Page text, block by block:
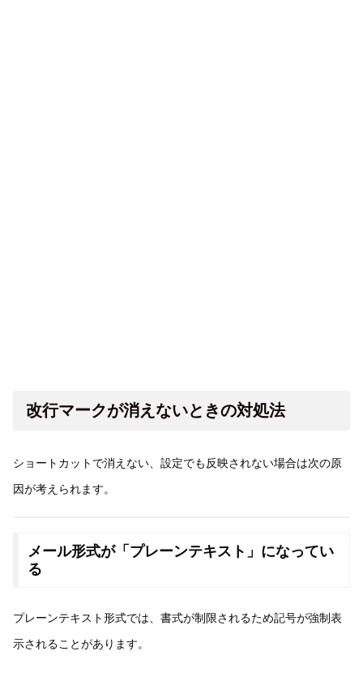
改行マークが消えないときの対処法
ショートカットで消えない、設定でも反映されない場合は次の原
因が考えられます。
メール形式が「プレーンテキスト」になってい
る
プレーンテキスト形式では、書式が制限されるため記号が強制表
示されることがあります。